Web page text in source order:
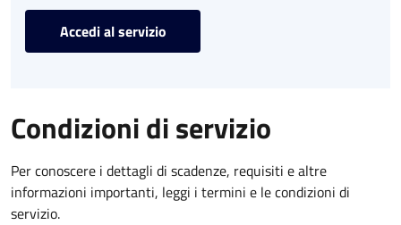
Accedi al servizio
Condizioni di servizio
Per conoscere i dettagli di scadenze, requisiti e altre
informazioni importanti, leggi i termini e le condizioni di
servizio.